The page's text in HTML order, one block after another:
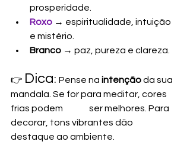
prosperidade.
Roxo → espiritualidade, intuição
e mistério.
Branco → paz, pureza e clareza.
👉 Dica: Pense na intenção da sua
mandala. Se for para meditar, cores
frias podem 	    ser melhores. Para
decorar, tons vibrantes dão
destaque ao ambiente.